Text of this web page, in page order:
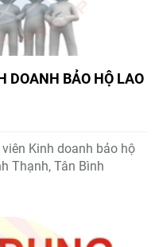
DOANH BẢO HỘ LAO
viên Kinh doanh bảo hộ
Thạnh, Tân Bình